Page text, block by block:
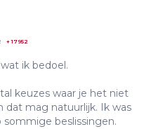
+17952
ik bedoel.
keuzes waar je het niet
dat mag natuurlijk. Ik was
sommige beslissingen.